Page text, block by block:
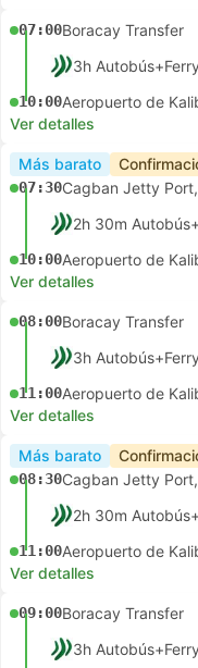
07:00Boracay Transfer
10:00Aeropuerto de
Ver detalles
Más barato
07:30Cagban Jetty
10:00Aeropuerto de
Ver detalles
08:00Boracay Transfer
11:00Aeropuerto de
Ver detalles
Más barato
08:30Cagban Jetty
11:00Aeropuerto de
Ver detalles
09:00Boracay Transfer